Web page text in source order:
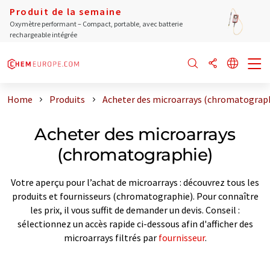
Produit de la semaine
Oxymètre performant – Compact, portable, avec batterie
rechargeable intégrée
Home Produits Acheter des microarrays
Acheter des microarrays
(chromatographie)
Votre aperçu pour l’achat de microarrays : découvrez tous les
produits et fournisseurs (chromatographie). Pour connaître
les prix, il vous suffit de demander un devis. Conseil :
sélectionnez un accès rapide ci-dessous afin d'afficher des
microarrays filtrés par fournisseur.